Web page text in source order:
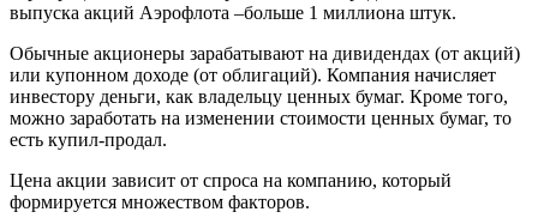
выпуска акций Аэрофлота –больше 1 миллиона штук.
Обычные акционеры зарабатывают на дивидендах (от акций)
или купонном доходе (от облигаций). Компания начисляет
инвестору деньги, как владельцу ценных бумаг. Кроме того,
можно заработать на изменении стоимости ценных бумаг, то
есть купил-продал.
Цена акции зависит от спроса на компанию, который
формируется множеством факторов.